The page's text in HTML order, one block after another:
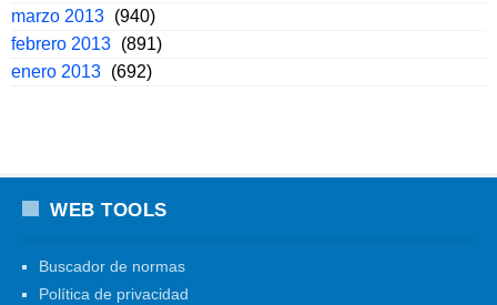
marzo 2013 (940)
febrero 2013 (891)
enero 2013 (692)
WEB TOOLS
Buscador de normas
Política de privacidad